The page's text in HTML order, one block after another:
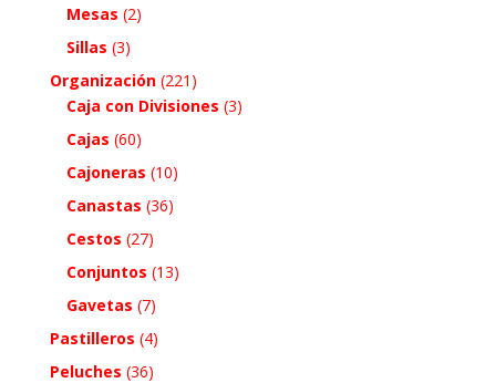
Mesas (2)
Sillas (3)
Organización (221)
Caja con Divisiones (3)
Cajas (60)
Cajoneras (10)
Canastas (36)
Cestos (27)
Conjuntos (13)
Gavetas (7)
Pastilleros (4)
Peluches (36)